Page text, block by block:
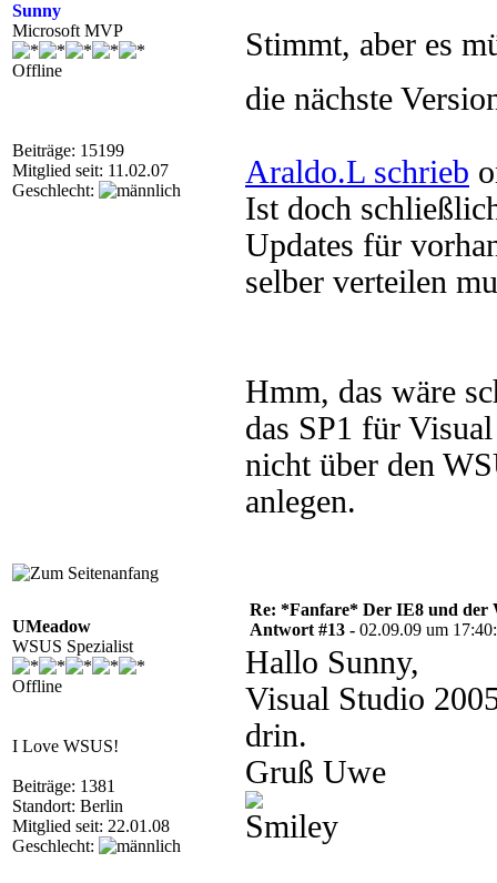
Sunny
Microsoft MVP
Offline
Beiträge: 15199
Mitglied seit: 11.02.07
Geschlecht:
Stimmt, aber es
die nächste
Araldo.L schrieb
Ist doch
Updates für
selber verteilen
Hmm, das wäre
das SP1 für
nicht über den
anlegen.
UMeadow
WSUS Spezialist
Offline
I Love WSUS!
Beiträge: 1381
Standort: Berlin
Mitglied seit: 22.01.08
Geschlecht:
Re: *Fanfare* Der IE8 und der
Antwort #13 - 02.09.09 um
Hallo Sunny,
Visual Studio
drin.
Gruß Uwe